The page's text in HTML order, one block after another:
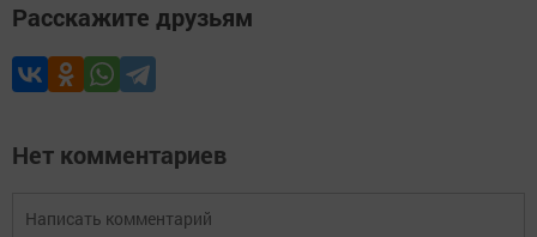
Расскажите друзьям
Нет комментариев